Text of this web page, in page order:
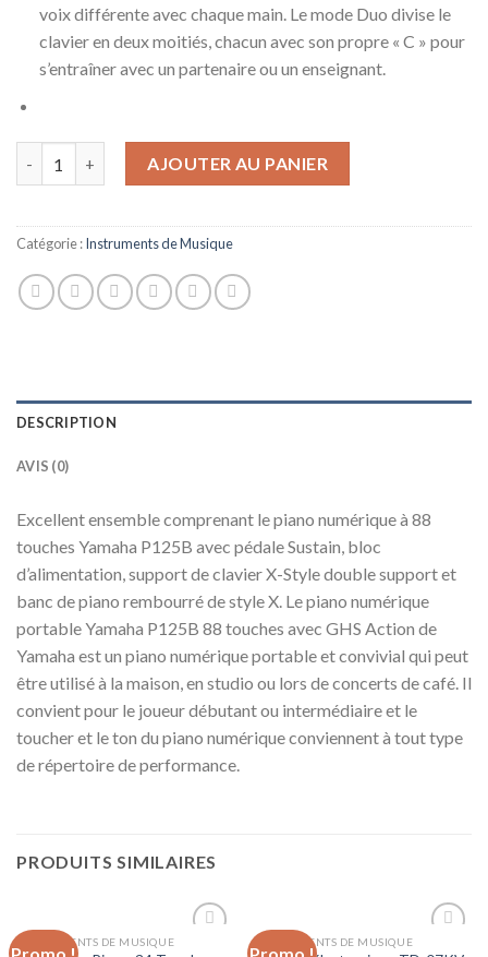
voix différente avec chaque main. Le mode Duo divise le
clavier en deux moitiés, chacun avec son propre « C » pour
s’entraîner avec un partenaire ou un enseignant.
AJOUTER AU PANIER
Catégorie :Instruments de Musique
DESCRIPTION
AVIS (0)
Excellent ensemble comprenant le piano numérique à 88
touches Yamaha P125B avec pédale Sustain, bloc
d’alimentation, support de clavier X-Style double support et
banc de piano rembourré de style X. Le piano numérique
portable Yamaha P125B 88 touches avec GHS Action de
Yamaha est un piano numérique portable et convivial qui peut
être utilisé à la maison, en studio ou lors de concerts de café. Il
convient pour le joueur débutant ou intermédiaire et le
toucher et le ton du piano numérique conviennent à tout type
de répertoire de performance.
PRODUITS SIMILAIRES
Promo !
INSTRUMENTS DE MUSIQUE
Promo !
INSTRUMENTS DE MUSIQUE